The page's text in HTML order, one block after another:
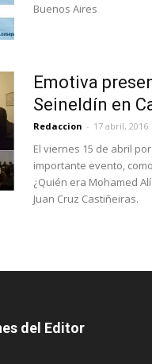
Buenos Aires
Emotiva
Seineldín en
Redaccion - 17 abril, 2016
El viernes 15 de abril
importante evento,
¿Quién era Mohamed
Juan Cruz Castiñeiras.
del Editor